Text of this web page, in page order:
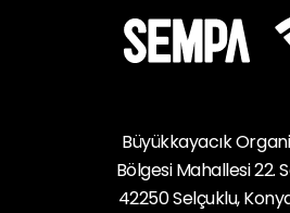
Büyükkayacık
Bölgesi Mahallesi 22.
42250 Selçuklu,